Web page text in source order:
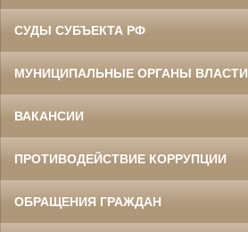
СУДЫ СУБЪЕКТА РФ
МУНИЦИПАЛЬНЫЕ ОРГАНЫ ВЛАСТИ
ВАКАНСИИ
ПРОТИВОДЕЙСТВИЕ КОРРУПЦИИ
ОБРАЩЕНИЯ ГРАЖДАН